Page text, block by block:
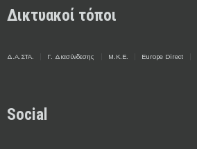
Δικτυακοί τόποι
Δ.Α.ΣΤΑ. Γ. Διασύνδεσης Μ.Κ.Ε. Europe Direct
Social